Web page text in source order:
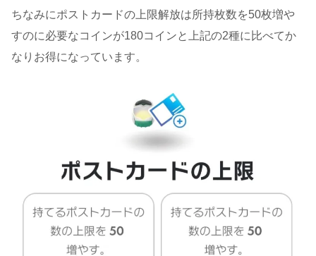
ちなみにポストカードの上限解放は所持枚数を50枚増や
すのに必要なコインが180コインと上記の2種に比べてか
なりお得になっています。